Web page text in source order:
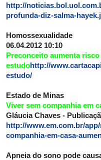
http://
profunda-diz-salma-
Homossexualidade
06.04.2012 10:10
Preconceito aumenta
estudohttp://
estudo/
Estado de Minas
Viver sem companhia em
Gláucia Chaves -
http://www.em.com.br/
companhia-em-casa-
Apneia do sono pode